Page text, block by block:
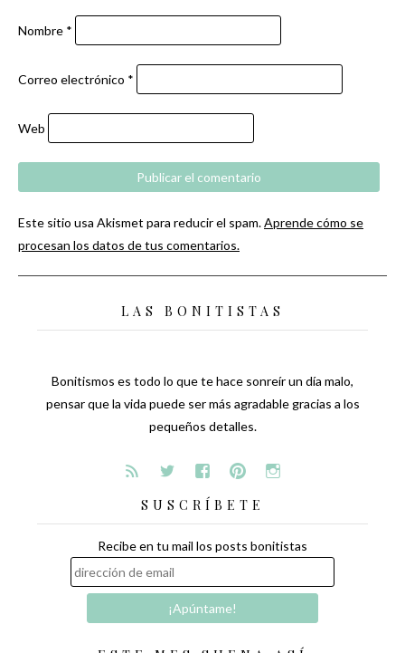
Nombre *
Correo electrónico *
Web
Este sitio usa Akismet para reducir el spam.Aprende cómo se
procesan los datos de tus comentarios.
LAS BONITISTAS
Bonitismos es todo lo que te hace sonreír un día malo,
pensar que la vida puede ser más agradable gracias a los
pequeños detalles.
SUSCRÍBETE
Recibe en tu mail los posts bonitistas